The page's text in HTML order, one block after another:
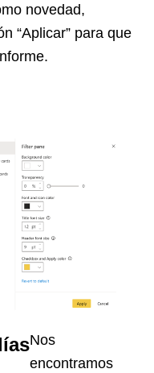
novedad,
“Aplicar” para que
Nos
encontramos